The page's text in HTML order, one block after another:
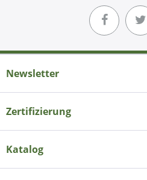
Newsletter
Zertifizierung
Katalog